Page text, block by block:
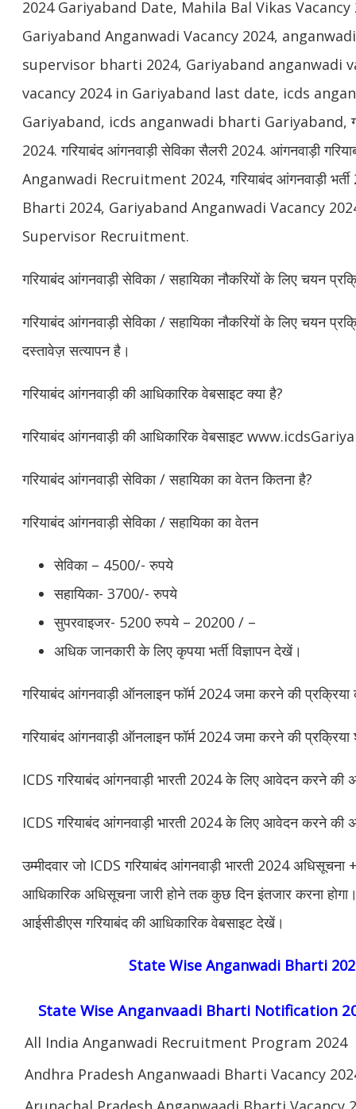
2024 Gariyaband Date, Mahila Bal Vikas
Gariyaband Anganwadi Vacancy 2024,
supervisor bharti 2024, Gariyaband anganwadi
vacancy 2024 in Gariyaband last date, icds
Gariyaband, icds anganwadi bharti Gariyaband,
2024. गरियाबंद आंगनवाड़ी सेविका सैलरी 2024. आंगनवाड़ी
Anganwadi Recruitment 2024, गरियाबंद आंगनवाड़ी
Bharti 2024, Gariyaband Anganwadi Vacancy
Supervisor Recruitment.
गरियाबंद आंगनवाड़ी सेविका / सहायिका नौकरियों के लिए चयन
गरियाबंद आंगनवाड़ी सेविका / सहायिका नौकरियों के लिए चयन
दस्तावेज़ सत्यापन है।
गरियाबंद आंगनवाड़ी की आधिकारिक वेबसाइट क्या है?
गरियाबंद आंगनवाड़ी की आधिकारिक वेबसाइट
गरियाबंद आंगनवाड़ी सेविका / सहायिका का वेतन कितना है?
गरियाबंद आंगनवाड़ी सेविका / सहायिका का वेतन
सेविका – 4500/- रुपये
सहायिका- 3700/- रुपये
सुपरवाइजर- 5200 रुपये – 20200 / –
अधिक जानकारी के लिए कृपया भर्ती विज्ञापन देखें।
गरियाबंद आंगनवाड़ी ऑनलाइन फॉर्म 2024 जमा करने की
गरियाबंद आंगनवाड़ी ऑनलाइन फॉर्म 2024 जमा करने की
ICDS गरियाबंद आंगनवाड़ी भारती 2024 के लिए आवेदन करने की
ICDS गरियाबंद आंगनवाड़ी भारती 2024 के लिए आवेदन करने की
उम्मीदवार जो ICDS गरियाबंद आंगनवाड़ी भारती 2024
आधिकारिक अधिसूचना जारी होने तक कुछ दिन इंतजार करना
आईसीडीएस गरियाबंद की आधिकारिक वेबसाइट देखें।
State Wise Anganwadi Bharti
State Wise Anganvaadi Bharti Notification
All India Anganwadi Recruitment Program 2024
Andhra Pradesh Anganwaadi Bharti Vacancy